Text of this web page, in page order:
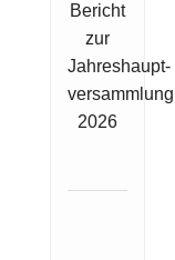
Bericht
zur
Jahreshaupt-
versammlung
2026